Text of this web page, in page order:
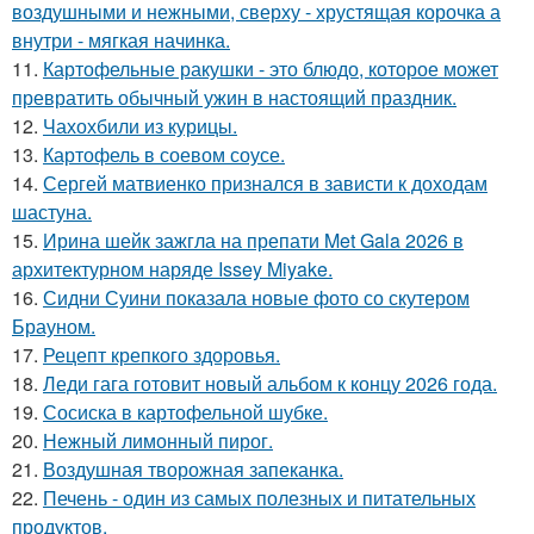
воздушными и нежными, сверху - хрустящая корочка а
внутри - мягкая начинка.
11. Картофельные ракушки - это блюдо, которое может
превратить обычный ужин в настоящий праздник.
12. Чахохбили из курицы.
13. Картофель в соевом соусе.
14. Сергей матвиенко признался в зависти к доходам
шастуна.
15. Ирина шейк зажгла на препати Met Gala 2026 в
архитектурном наряде Issey Miyake.
16. Сидни Суини показала новые фото со скутером
Брауном.
17. Рецепт крепкого здоровья.
18. Леди гага готовит новый альбом к концу 2026 года.
19. Сосиска в картофельной шубке.
20. Нежный лимонный пирог.
21. Воздушная творожная запеканка.
22. Печень - один из самых полезных и питательных
продуктов.